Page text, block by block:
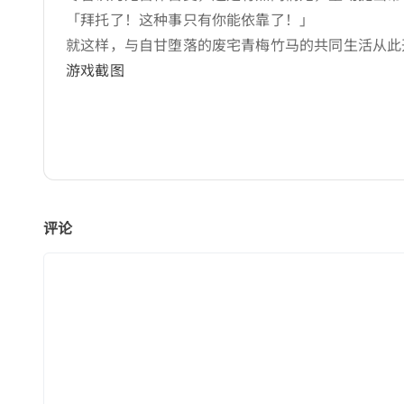
「拜托了！这种事只有你能依靠了！」
就这样，与自甘堕落的废宅青梅竹马的共同生活从
游戏截图
评论